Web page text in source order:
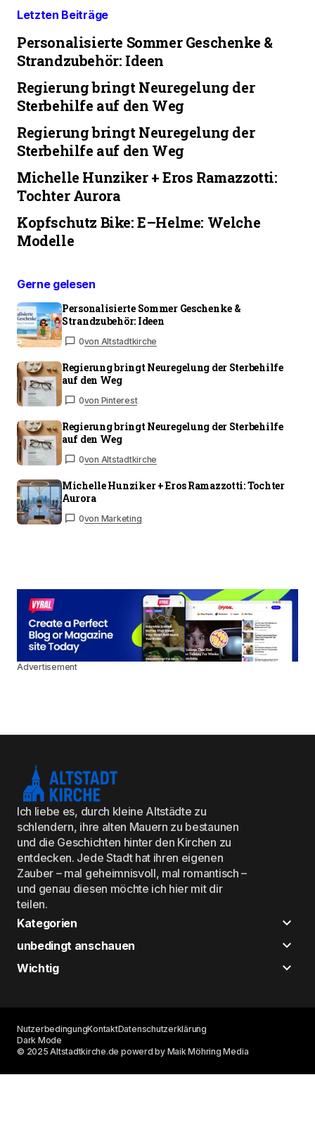
Letzten Beiträge
Personalisierte Sommer Geschenke &
Strandzubehör: Ideen
Regierung bringt Neuregelung der
Sterbehilfe auf den Weg
Regierung bringt Neuregelung der
Sterbehilfe auf den Weg
Michelle Hunziker + Eros Ramazzotti:
Tochter Aurora
Kopfschutz Bike: E–Helme: Welche
Modelle
Gerne gelesen
Personalisierte Sommer Geschenke &
Strandzubehör: Ideen
0von Altstadtkirche
Regierung bringt Neuregelung der Sterbehilfe
auf den Weg
0von Pinterest
Regierung bringt Neuregelung der Sterbehilfe
auf den Weg
0von Altstadtkirche
Michelle Hunziker + Eros Ramazzotti: Tochter
Aurora
0von Marketing
Advertisement
Ich liebe es, durch kleine Altstädte zu
schlendern, ihre alten Mauern zu bestaunen
und die Geschichten hinter den Kirchen zu
entdecken. Jede Stadt hat ihren eigenen
Zauber – mal geheimnisvoll, mal romantisch –
und genau diesen möchte ich hier mit dir
teilen.
Kategorien
unbedingt anschauen
Wichtig
© 2025 Altstadtkirche.de powerd by Maik Möhring Media
NutzerbedingungKontaktDatenschutzerklärung
Dark Mode